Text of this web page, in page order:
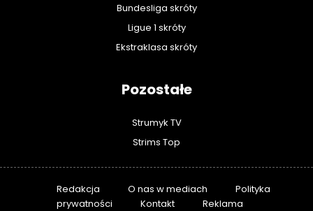
Bundesliga skróty
Ligue 1 skróty
Ekstraklasa skróty
Pozostałe
Strumyk TV
Strims Top
Redakcja O nas w mediach
Polityka
prywatności
Kontakt Reklama